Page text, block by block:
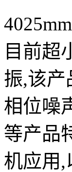
目前超
振,该产
相位噪
等产品
机应用,